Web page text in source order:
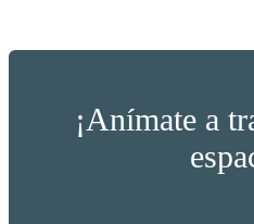
¡Anímate a